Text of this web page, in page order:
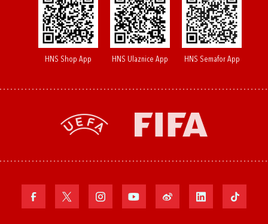
HNS Shop App HNS Ulaznice App HNS Semafor App